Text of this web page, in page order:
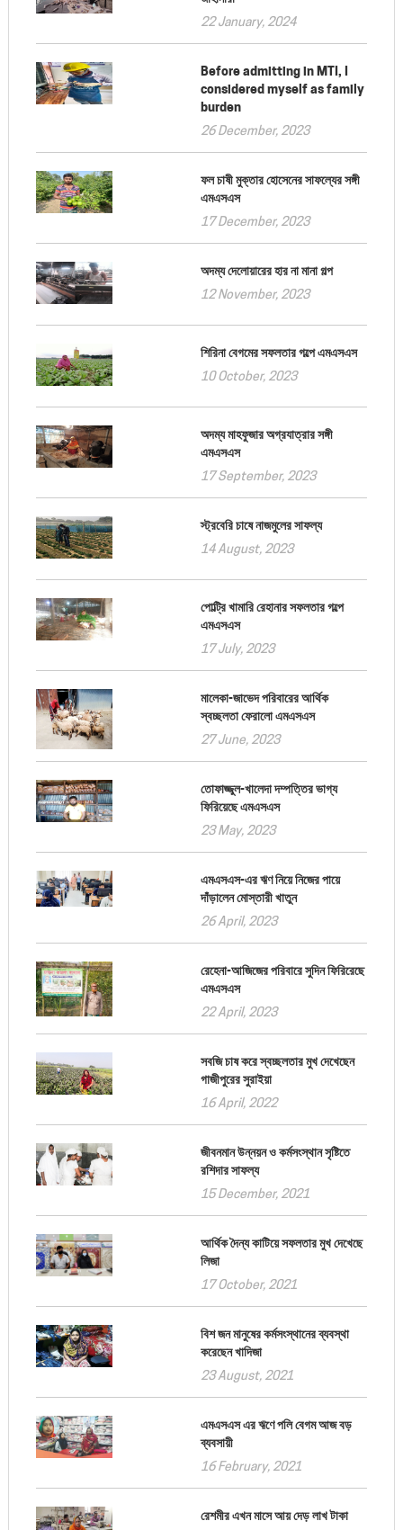
22 January, 2024
Before admitting in MTI, I
considered myself as family
burden
26 December, 2023
ফল চাষী মুক্তার হোসেনের সাফল্যের সঙ্গী
এমএসএস
17 December, 2023
অদম্য দেলোয়ারের হার না মানা গল্প
12 November, 2023
শিরিনা বেগমের সফলতার গল্পে এমএসএস
10 October, 2023
অদম্য মাহফুজার অগ্রযাত্রার সঙ্গী
এমএসএস
17 September, 2023
স্ট্রবেরি চাষে নাজমুলের সাফল্য
14 August, 2023
পোল্ট্রি খামারি রেহানার সফলতার গল্পে
এমএসএস
17 July, 2023
মালেকা-জাভেদ পরিবারের আর্থিক
স্বচ্ছলতা ফেরালো এমএসএস
27 June, 2023
তোফাজ্জুল-খালেদা দম্পত্তির ভাগ্য
ফিরিয়েছে এমএসএস
23 May, 2023
এমএসএস-এর ঋণ নিয়ে নিজের পায়ে
দাঁড়ালেন মোস্তারী খাতুন
26 April, 2023
রেহেনা-আজিজের পরিবারে সুদিন ফিরিরেছে
এমএসএস
22 April, 2023
সবজি চাষ করে স্বচ্ছলতার মুখ দেখেছেন
গাজীপুরের সুরাইয়া
16 April, 2022
জীবনমান উন্নয়ন ও কর্মসংস্থান সৃষ্টিতে
রশিদার সাফল্য
15 December, 2021
আর্থিক দৈন্য কাটিয়ে সফলতার মুখ দেখেছে
লিজা
17 October, 2021
বিশ জন মানুষের কর্মসংস্থানের ব্যবস্থা
করেছেন খাদিজা
23 August, 2021
এমএসএস এর ঋণে পলি বেগম আজ বড়
ব্যবসায়ী
16 February, 2021
রেশমীর এখন মাসে আয় দেড় লাখ টাকা